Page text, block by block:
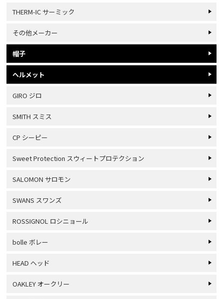
THERM-IC サーミック
その他メーカー
帽子
ヘルメット
GIRO ジロ
SMITH スミス
CP シーピー
Sweet Protection スウィートプロテクション
SALOMON サロモン
SWANS スワンズ
ROSSIGNOL ロシニョール
bolle ボレー
HEAD ヘッド
OAKLEY オークリー